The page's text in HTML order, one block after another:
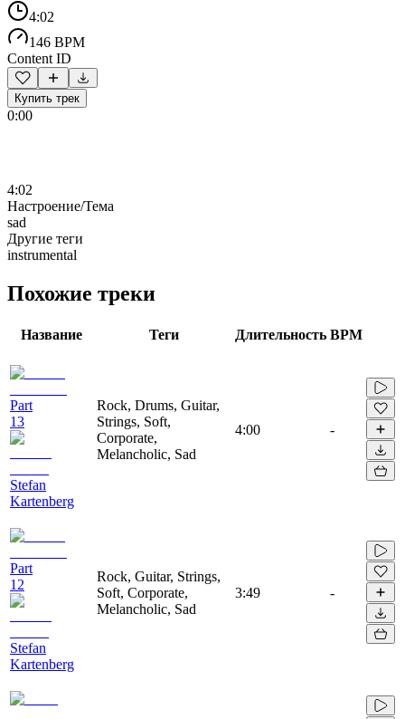
4:02
146 BPM
Content ID
Купить трек
0:00
4:02
Настроение/Тема
sad
Другие теги
instrumental
Похожие треки
Название Теги Длительность BPM
Part
13
Stefan
Kartenberg
Rock, Drums, Guitar,
Strings, Soft,
Corporate,
Melancholic, Sad
4:00 -
Part
12
Stefan
Kartenberg
Rock, Guitar, Strings,
Soft, Corporate,
Melancholic, Sad
3:49 -